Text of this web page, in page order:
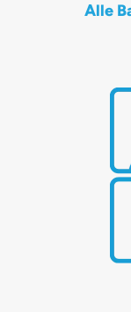
Alle